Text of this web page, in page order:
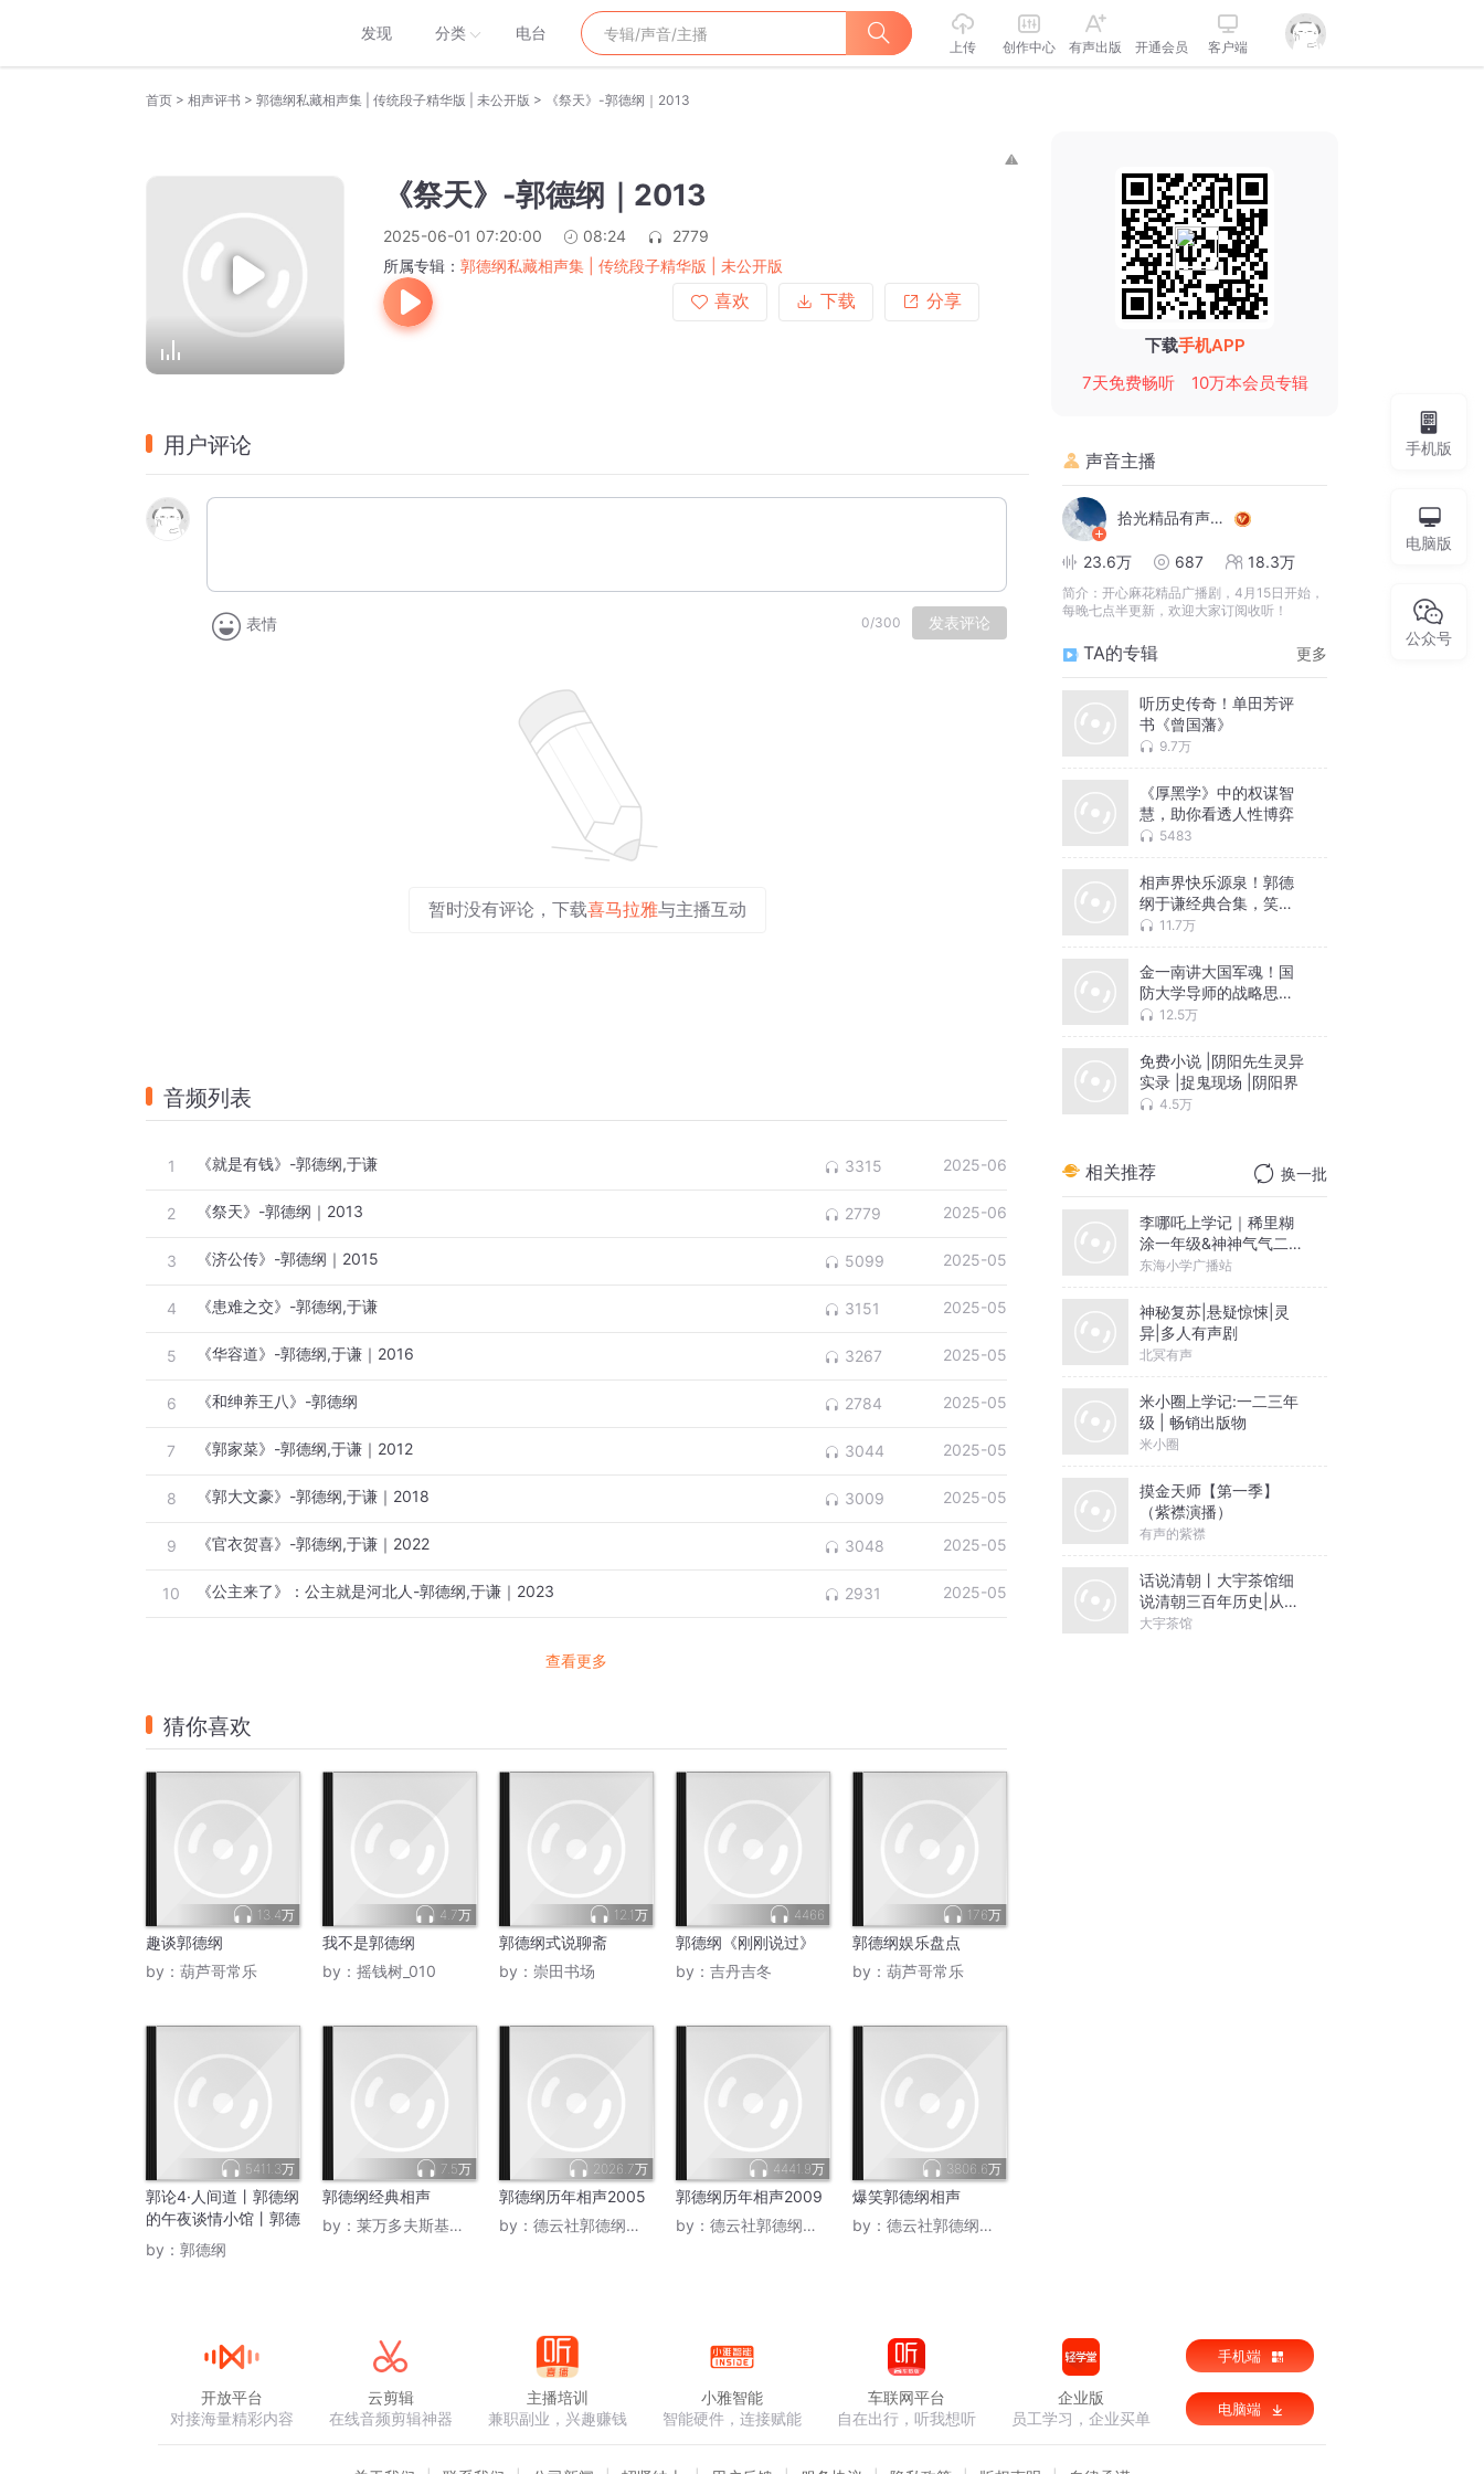
发现 分类 电台
上传 创作中心 有声出版 开通会员 客户端
首页 > 相声评书 > 郭德纲私藏相声集 | 传统段子精华版 | 未公开版 > 《祭天》-郭德纲｜2013
《祭天》-郭德纲｜2013
2025-06-01 07:20:00 08:24
2779
所属专辑： 郭德纲私藏相声集 | 传统段子精华版 | 未公开版
喜欢
下载 分享
用户评论
表情 0/300 发表评论
暂时没有评论，下载喜马拉雅与主播互动
音频列表
1 《就是有钱》-郭德纲,于谦 3315 2025-06
2 《祭天》-郭德纲｜2013 2779 2025-06
3 《济公传》-郭德纲｜2015 5099 2025-05
4 《患难之交》-郭德纲,于谦 3151 2025-05
5 《华容道》-郭德纲,于谦｜2016 3267 2025-05
6 《和绅养王八》-郭德纲 2784 2025-05
7 《郭家菜》-郭德纲,于谦｜2012 3044 2025-05
8 《郭大文豪》-郭德纲,于谦｜2018 3009 2025-05
9 《官衣贺喜》-郭德纲,于谦｜2022 3048 2025-05
10 《公主来了》：公主就是河北人-郭德纲,于谦｜2023 2931 2025-05
查看更多
猜你喜欢
13.4万
趣谈郭德纲
by： 葫芦哥常乐
4.7万
我不是郭德纲
by： 摇钱树_010
12.1万
郭德纲式说聊斋
by： 崇田书场
4466
郭德纲《刚刚说过》
by： 吉丹吉冬
176万
郭德纲娱乐盘点
by： 葫芦哥常乐
5411.3万
郭论4·人间道丨郭德纲
的午夜谈情小馆丨郭德
纲&于谦丨郭德纲新书
《活得明白》
by： 郭德纲
7.5万
郭德纲经典相声
by： 莱万多夫斯基基基
2026.7万
郭德纲历年相声2005
by： 德云社郭德纲相声VIP
4441.9万
郭德纲历年相声2009
by： 德云社郭德纲相声VIP
3806.6万
爆笑郭德纲相声
by： 德云社郭德纲相声VIP
下载手机APP
7天免费畅听
10万本会员专辑
声音主播
拾光精品有声工作室
23.6万 687 18.3万
简介： 开心麻花精品广播剧，4月15日开始，
每晚七点半更新，欢迎大家订阅收听！
TA的专辑 更多
听历史传奇！单田芳评
书《曾国藩》
9.7万
《厚黑学》中的权谋智
慧，助你看透人性博弈
5483
相声界快乐源泉！郭德
纲于谦经典合集，笑到
缺氧11.7万
金一南讲大国军魂！国
防大学导师的战略思维
与强军之道
12.5万
免费小说 |阴阳先生灵异
实录 |捉鬼现场 |阴阳界
4.5万
相关推荐 换一批
李哪吒上学记｜稀里糊
涂一年级&神神气气二年
级
东海小学广播站
神秘复苏|悬疑惊悚|灵
异|多人有声剧
北冥有声
米小圈上学记:一二三年
级 | 畅销出版物
米小圈
摸金天师【第一季】
（紫襟演播）
有声的紫襟
话说清朝丨大宇茶馆细
说清朝三百年历史|从努
尔哈赤到末代皇帝溥仪|
大宇茶馆
手机版
电脑版
公众号
开放平台
对接海量精彩内容
云剪辑
在线音频剪辑神器
主播培训
兼职副业，兴趣赚钱
小雅智能
智能硬件，连接赋能
车联网平台
自在出行，听我想听
企业版
员工学习，企业买单
手机端
电脑端